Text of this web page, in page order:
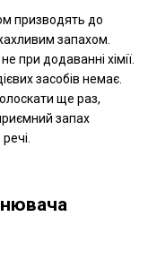
призводять до
запахом.
при додаванні хімії.
засобів немає.
ще раз,
запах